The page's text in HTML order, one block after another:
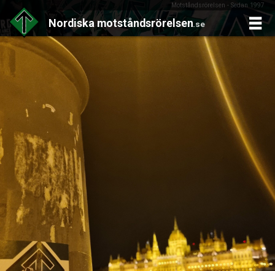
Motståndsrörelsen - Sedan 1997
Nordiska motståndsrörelsen.se